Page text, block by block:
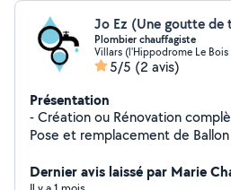
Jo Ez (Une goutte de
Plombier chauffagiste
Villars (l'Hippodrome Le
5/5 (2 avis)
Présentation
- Création ou Rénovation
Pose et remplacement de Ballon
remplacement évier et meuble sous
Dernier avis laissé par Marie